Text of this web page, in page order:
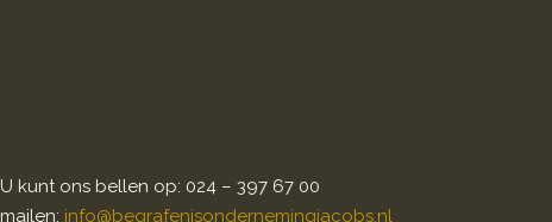
U kunt ons bellen op: 024 – 397 67 00
mailen: info@begrafenisondernemingjacobs.nl